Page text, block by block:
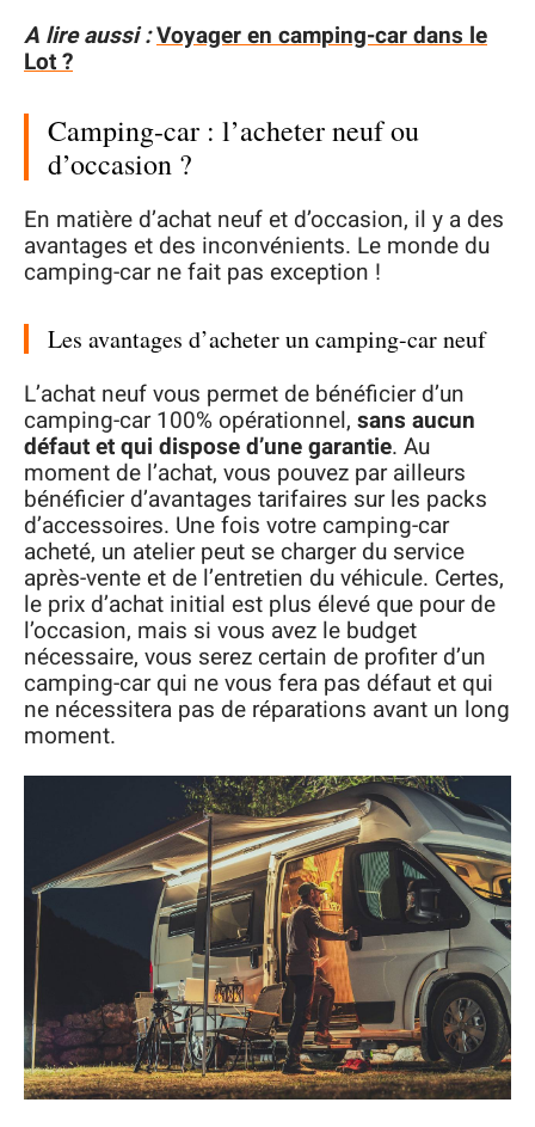
A lire aussi :Voyager en camping-car dans le
Lot ?
Camping-car : l’acheter neuf ou
d’occasion ?
En matière d’achat neuf et d’occasion, il y a des
avantages et des inconvénients. Le monde du
camping-car ne fait pas exception !
Les avantages d’acheter un camping-car neuf
L’achat neuf vous permet de bénéficier d’un
camping-car 100% opérationnel, sans aucun
défaut et qui dispose d’une garantie. Au
moment de l’achat, vous pouvez par ailleurs
bénéficier d’avantages tarifaires sur les packs
d’accessoires. Une fois votre camping-car
acheté, un atelier peut se charger du service
après-vente et de l’entretien du véhicule. Certes,
le prix d’achat initial est plus élevé que pour de
l’occasion, mais si vous avez le budget
nécessaire, vous serez certain de profiter d’un
camping-car qui ne vous fera pas défaut et qui
ne nécessitera pas de réparations avant un long
moment.